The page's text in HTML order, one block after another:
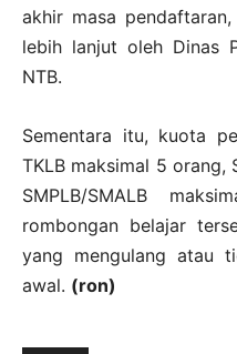
akhir masa
lebih lanjut oleh Dinas
NTB.
Sementara itu, kuota
TKLB maksimal 5 orang,
SMPLB/SMALB
rombongan belajar
yang mengulang atau
awal. (ron)